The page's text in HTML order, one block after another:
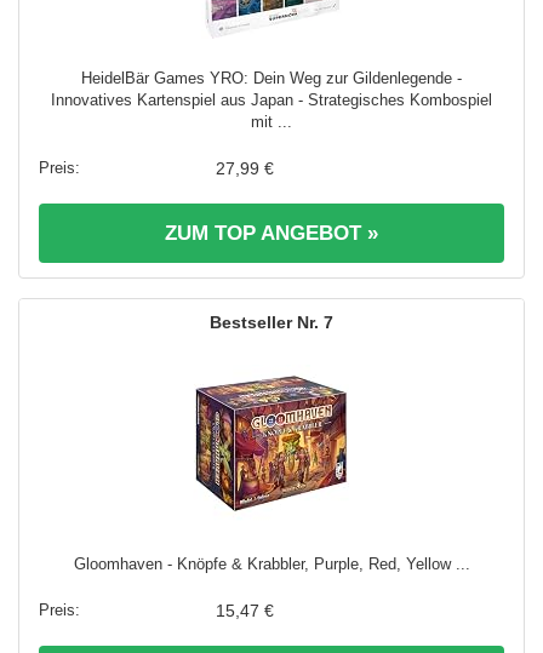
HeidelBär Games YRO: Dein Weg zur Gildenlegende -
Innovatives Kartenspiel aus Japan - Strategisches Kombospiel
mit ...
27,99 €
ZUM TOP ANGEBOT »
7
Gloomhaven - Knöpfe & Krabbler, Purple, Red, Yellow ...
15,47 €